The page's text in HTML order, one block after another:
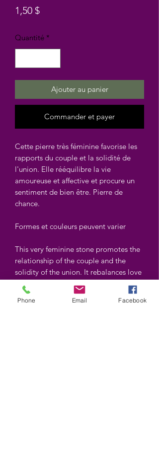
1,50 $Prix
Quantité *
Ajouter au panier
Commander et payer
Cette pierre très féminine favorise les
rapports du couple et la solidité de
l'union. Elle rééquilibre la vie
amoureuse et affective et procure un
sentiment de bien être. Pierre de
chance.
Formes et couleurs peuvent varier
This very feminine stone promotes the
relationship of the couple and the
solidity of the union. It rebalances love
and emotional life and provides a
feeling of well-being. Lucky stone.
Phone Email Facebook